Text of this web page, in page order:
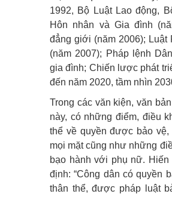
1992, Bộ Luật Lao động,
Hôn nhân và Gia đình
đẳng giới (năm 2006); Luật
(năm 2007); Pháp lệnh
gia đình; Chiến lược phát
đến năm 2020, tầm nhìn
Trong các văn kiện, văn
này, có những điểm, điều
thể về quyền được bảo
mọi mặt cũng như những
bạo hành với phụ nữ. Hiến
định: “Công dân có quyền
thân thể, được pháp luật